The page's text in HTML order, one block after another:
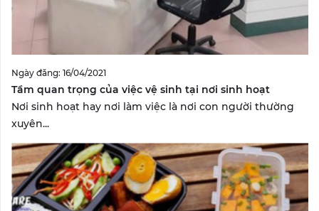
Ngày đăng: 16/04/2021
Tầm quan trọng của việc vệ sinh tại nơi sinh hoạt
Nơi sinh hoạt hay nơi làm việc là nơi con người thường
xuyên...